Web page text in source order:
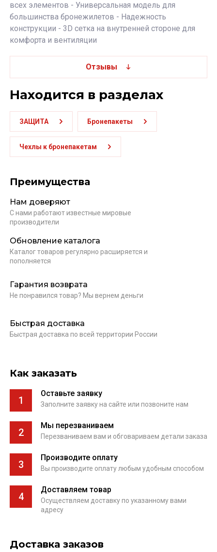
всех элементов - Универсальная модель для
большинства бронежилетов - Надежность
конструкции - 3D сетка на внутренней стороне для
комфорта и вентиляции
Отзывы
Находится в разделах
ЗАЩИТА Бронепакеты
Чехлы к бронепакетам
Преимущества
Нам доверяют
С нами работают известные мировые
производители
Обновление каталога
Каталог товаров регулярно расширяется и
пополняется
Гарантия возврата
Не понравился товар? Мы вернем деньги
Быстрая доставка
Быстрая доставка по всей территории России
Как заказать
1
Оставьте заявку
Заполните заявку на сайте или позвоните нам
2
Мы перезваниваем
Перезваниваем вам и обговариваем детали заказа
3
Производите оплату
Вы производите оплату любым удобным способом
4
Доставляем товар
Осуществляем доставку по указанному вами
адресу
Доставка заказов